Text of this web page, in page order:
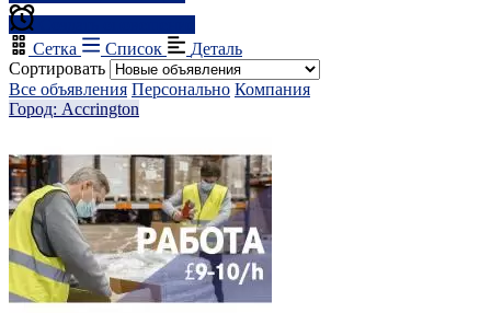
Сетка
Список
Деталь
Сортировать
Все объявления Персонально Компания
Город: Accrington